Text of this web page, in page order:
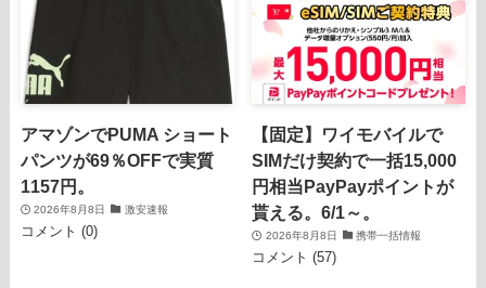
アマゾンでPUMA ショート
パンツが69％OFFで実質
1157円。
2026年8月8日 激安速報
コメント (0)
【固定】ワイモバイルで
SIMだけ契約で一括15,000
円相当PayPayポイントが
貰える。6/1～。
2026年8月8日 携帯一括情報
コメント (57)